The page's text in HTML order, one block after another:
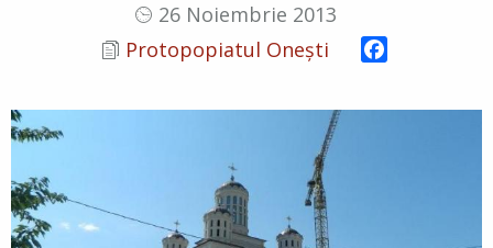
26 Noiembrie 2013
Protopopiatul Onești